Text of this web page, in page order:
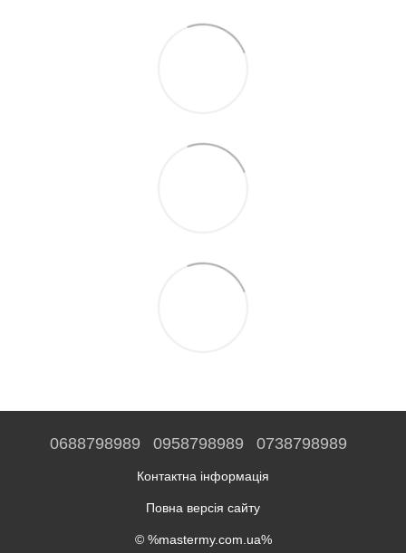
0688798989 0958798989 0738798989
Контактна інформація
Повна версія сайту
© %mastermy.com.ua%